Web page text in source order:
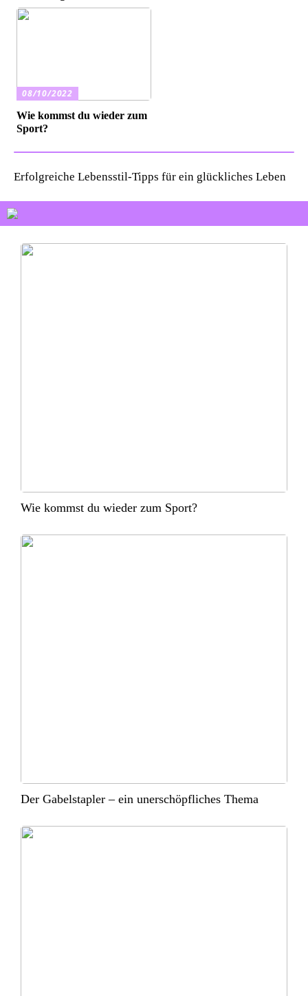
08/10/2022
Wie kommst du wieder zum
Sport?
Erfolgreiche Lebensstil-Tipps für ein glückliches Leben
Wie kommst du wieder zum Sport?
Der Gabelstapler – ein unerschöpfliches Thema